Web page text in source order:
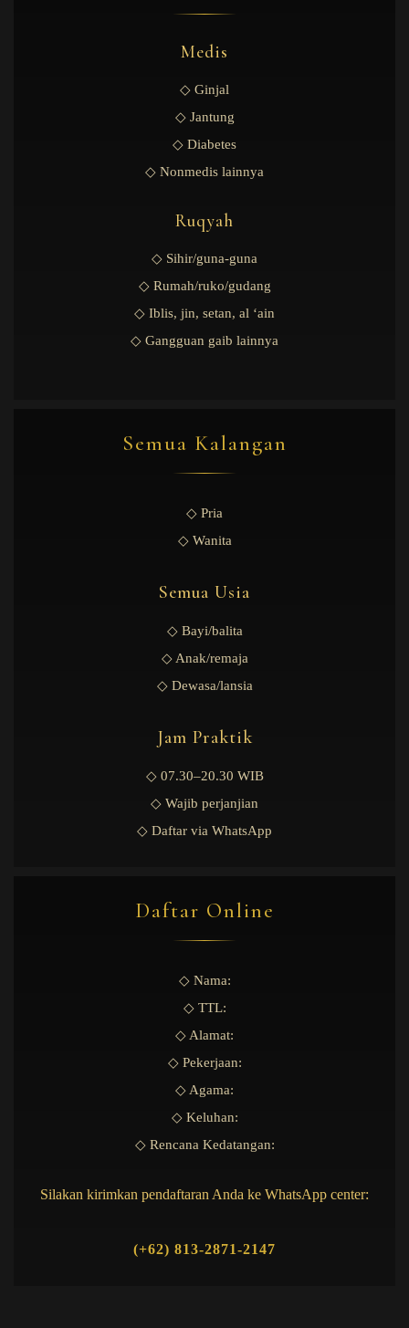
Medis
◇ Ginjal
◇ Jantung
◇ Diabetes
◇ Nonmedis lainnya
Ruqyah
◇ Sihir/guna-guna
◇ Rumah/ruko/gudang
◇ Iblis, jin, setan, al ‘ain
◇ Gangguan gaib lainnya
Semua Kalangan
◇ Pria
◇ Wanita
Semua Usia
◇ Bayi/balita
◇ Anak/remaja
◇ Dewasa/lansia
Jam Praktik
◇ 07.30–20.30 WIB
◇ Wajib perjanjian
◇ Daftar via WhatsApp
Daftar Online
◇ Nama:
◇ TTL:
◇ Alamat:
◇ Pekerjaan:
◇ Agama:
◇ Keluhan:
◇ Rencana Kedatangan:
Silakan kirimkan pendaftaran Anda ke WhatsApp center:
(+62) 813-2871-2147